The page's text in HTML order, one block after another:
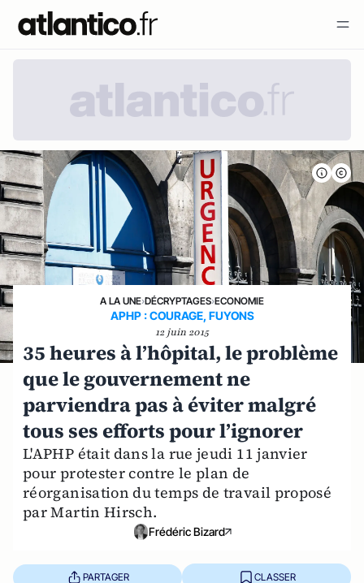
A LA UNE›DÉCRYPTAGES›ECONOMIE
APHP : COURAGE, FUYONS
12 juin 2015
35 heures à l’hôpital, le problème
que le gouvernement ne
parviendra pas à éviter malgré
tous ses efforts pour l’ignorer
L'APHP était dans la rue jeudi 11 janvier
pour protester contre le plan de
réorganisation du temps de travail proposé
par Martin Hirsch.
Frédéric Bizard
PARTAGER CLASSER